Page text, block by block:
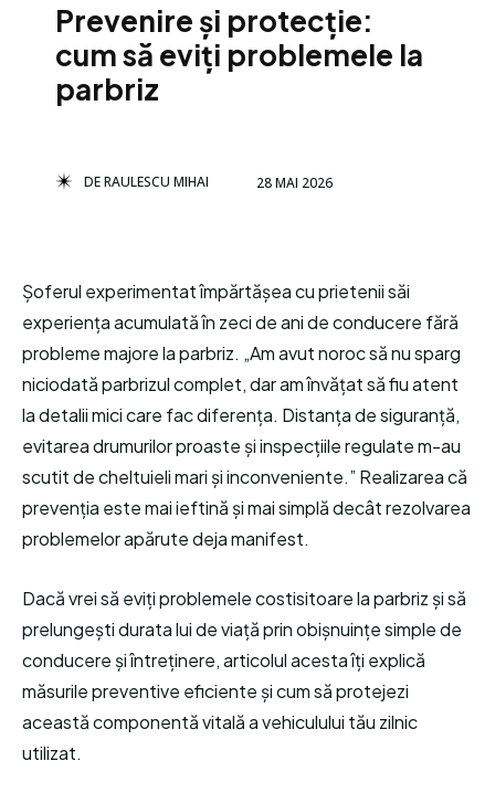
Prevenire și protecție:
cum să eviți problemele la
parbriz
DERAULESCU MIHAI 28 MAI 2026
Șoferul experimentat împărtășea cu prietenii săi
experiența acumulată în zeci de ani de conducere fără
probleme majore la parbriz. „Am avut noroc să nu sparg
niciodată parbrizul complet, dar am învățat să fiu atent
la detalii mici care fac diferența. Distanța de siguranță,
evitarea drumurilor proaste și inspecțiile regulate m-au
scutit de cheltuieli mari și inconveniente.” Realizarea că
prevenția este mai ieftină și mai simplă decât rezolvarea
problemelor apărute deja manifest.
Dacă vrei să eviți problemele costisitoare la parbriz și să
prelungești durata lui de viață prin obișnuințe simple de
conducere și întreținere, articolul acesta îți explică
măsurile preventive eficiente și cum să protejezi
această componentă vitală a vehiculului tău zilnic
utilizat.